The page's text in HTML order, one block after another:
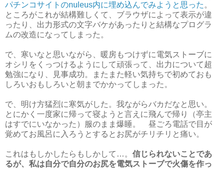
パチンコサイトのnuleus内に埋め込んでみようと思った 。
ところがこれが結構難しくて、ブラウザによって表示が違
ったり、出力形式の文字バケがあったりと結構なプログラ
ムの改造になってしまった。
で、寒いなと思いながら、暖房もつけずに電気ストーブに
オシリをくっつけるようにして頑張って、出力について超
勉強になり、見事成功。またまた軽い気持ちで初めておも
しろいおもしろいと朝までかかってしまった。
で、明け方猛烈に寒気がした。我ながらバカだなと思い。
とにかく一度家に帰って寝ようと言えに飛んで帰り（亭主
はすでにいなかった）服のまま爆睡。 昼ごろ電話で目が
覚めてお風呂に入ろうとするとお尻がチリチリと痛い。
これはもしかしたらもしかして…。 信じられないことであ
るが、私は自分で自分のお尻を電気ストーブで火傷を作っ